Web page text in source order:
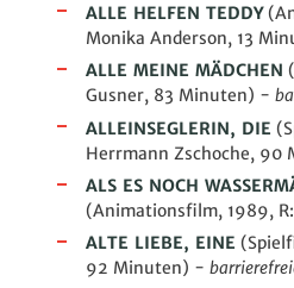
ALLE HELFEN TEDDY
Monika Anderson, 13
ALLE MEINE MÄDCHEN
Gusner, 83 Minuten) -
ALLEINSEGLERIN, DIE
Herrmann Zschoche, 90
ALS ES NOCH
(Animationsfilm, 1989,
ALTE LIEBE, EINE
92 Minuten) -